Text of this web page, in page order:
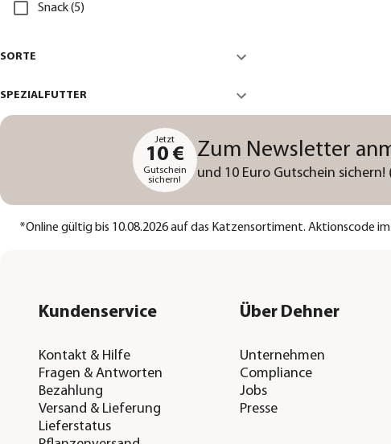
Snack (5)
SORTE
SPEZIALFUTTER
Jetzt
10 €
Gutschein
sichern!
Zum Newsletter
und 10 Euro Gutschein sichern!
*Online gültig bis 10.08.2026 auf das Katzensortiment. Aktionscode
Kundenservice
Kontakt & Hilfe
Fragen & Antworten
Bezahlung
Versand & Lieferung
Lieferstatus
Über Dehner
Unternehmen
Compliance
Jobs
Presse